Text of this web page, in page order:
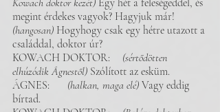
Kowach doktor kezét) Egy hét a feleségeddel, és
megint érdekes vagyok? Hagyjuk már!
(hangosan) Hogyhogy csak egy hétre utazott a
családdal, doktor úr?
(sértődötten
elhúzódik Ágnestől) Szólított az esküm.
(halkan, maga elé) Vagy eddig
bírtad.